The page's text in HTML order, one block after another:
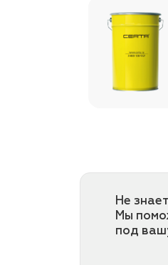
Не
Мы
под